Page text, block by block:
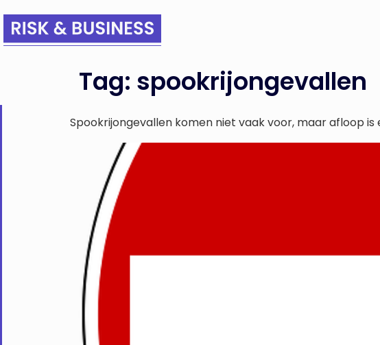
Tag: spookrijongevallen
Spookrijongevallen komen niet vaak voor, maar afloop